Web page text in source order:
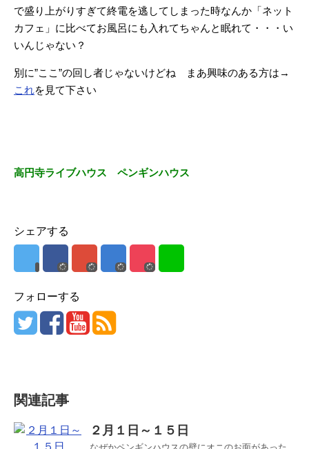
で盛り上がりすぎて終電を逃してしまった時なんか「ネット
カフェ」に比べてお風呂にも入れてちゃんと眠れて・・・い
いんじゃない？
別に”ここ”の回し者じゃないけどね まあ興味のある方は→
これを見て下さい
高円寺ライブハウス ペンギンハウス
シェアする
フォローする
関連記事
２月１日～１５日